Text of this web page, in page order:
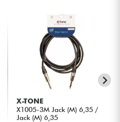
X-TONE
X1005-3M Jack (M) 6,35 /
Jack (M) 6,35